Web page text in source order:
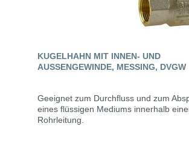
KUGELHAHN MIT INNEN- UND
AUSSENGEWINDE, MESSING, DVGW
Geeignet zum Durchfluss und zum
eines flüssigen Mediums innerhalb
Rohrleitung.